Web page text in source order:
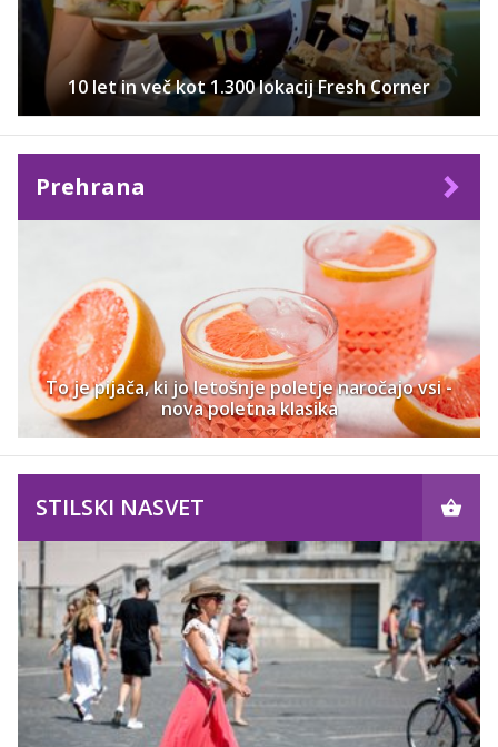
10 let in več kot 1.300 lokacij Fresh Corner
Prehrana
To je pijača, ki jo letošnje poletje naročajo vsi -
nova poletna klasika
STILSKI NASVET